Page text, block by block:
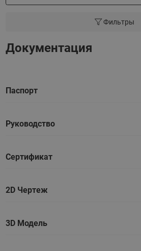
Фильтры
Документация
Паспорт
Руководство
Сертификат
2D Чертеж
3D Модель